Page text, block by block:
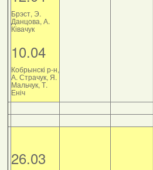
Брэст, Э.
Данцова, А.
Ківачук
10.04
Кобрынскі р-н,
А. Страчук, Я.
Мальчук, Т.
Еніч
26.03